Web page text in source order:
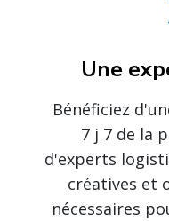
Une
Bénéficiez
7 j 7 de la
d'experts
créatives et
nécessaires